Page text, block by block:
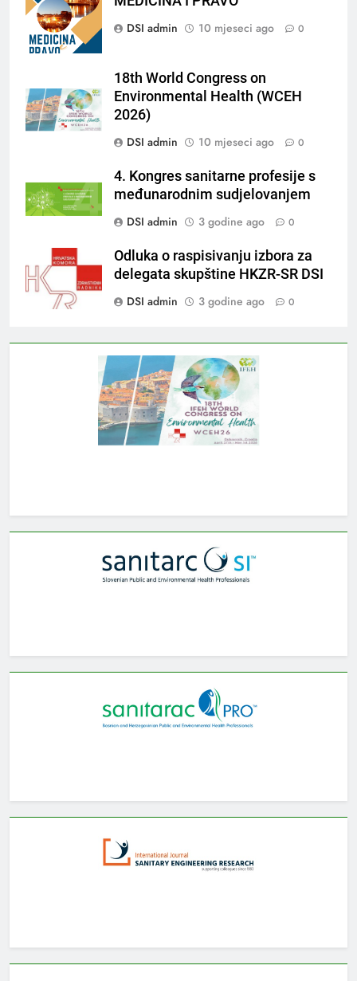
DSI admin
10 mjeseci ago 0
18th World Congress on
Environmental Health (WCEH
2026)
DSI admin
10 mjeseci ago 0
4. Kongres sanitarne profesije s
međunarodnim sudjelovanjem
DSI admin
3 godine ago 0
Odluka o raspisivanju izbora za
delegata skupštine HKZR-SR DSI
DSI admin
3 godine ago 0